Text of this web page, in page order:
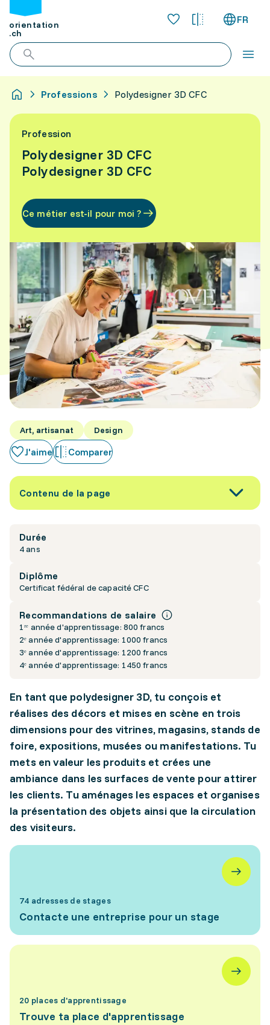
orientation
.ch
FR
Professions Polydesigner 3D CFC
Profession
Polydesigner 3D CFC
Polydesigner 3D CFC
Ce métier est-il pour moi ?
Art, artisanat Design
J'aime Comparer
Contenu de la page
Durée
4 ans
Diplôme
Certificat fédéral de capacité CFC
Recommandations de salaire
1ʳᵉ année d'apprentissage: 800 francs
2ᵉ année d'apprentissage: 1000 francs
3ᵉ année d'apprentissage: 1200 francs
4ᵉ année d'apprentissage: 1450 francs
En tant que polydesigner 3D, tu conçois et
réalises des décors et mises en scène en trois
dimensions pour des vitrines, magasins, stands de
foire, expositions, musées ou manifestations. Tu
mets en valeur les produits et crées une
ambiance dans les surfaces de vente pour attirer
les clients. Tu aménages les espaces et organises
la présentation des objets ainsi que la circulation
des visiteurs.
74 adresses de stages
Contacte une entreprise pour un stage
20 places d'apprentissage
Trouve ta place d'apprentissage